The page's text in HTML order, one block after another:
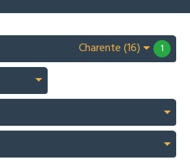
Charente (16) 1